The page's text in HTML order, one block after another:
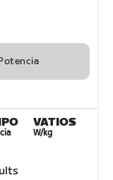
VATIOS
W/kg